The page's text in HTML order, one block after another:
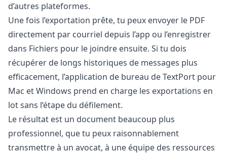
d’autres plateformes.
Une fois l’exportation prête, tu peux envoyer le PDF
directement par courriel depuis l’app ou l’enregistrer
dans Fichiers pour le joindre ensuite. Si tu dois
récupérer de longs historiques de messages plus
efficacement, l’application de bureau de TextPort pour
Mac et Windows prend en charge les exportations en
lot sans l’étape du défilement.
Le résultat est un document beaucoup plus
professionnel, que tu peux raisonnablement
transmettre à un avocat, à une équipe des ressources